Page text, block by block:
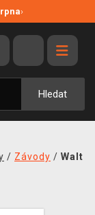
›
Hledat
/ Závody / Walt